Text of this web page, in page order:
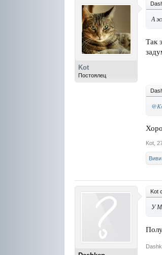
Kot
Постоялец
А
Так
Kot
Виви
Kot
У